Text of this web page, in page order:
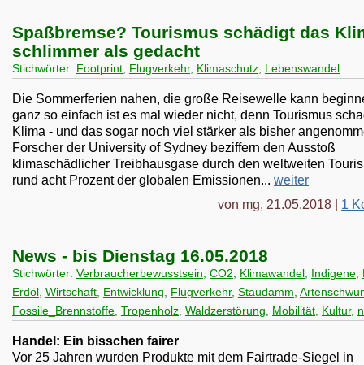
Spaßbremse? Tourismus schädigt das
schlimmer als gedacht
Stichwörter: Footprint, Flugverkehr, Klimaschutz, Lebenswandel
Die Sommerferien nahen, die große Reisewelle kann
ganz so einfach ist es mal wieder nicht, denn Tourismus
Klima - und das sogar noch viel stärker als bisher
Forscher der University of Sydney beziffern den Ausstoß
klimaschädlicher Treibhausgase durch den weltweiten
rund acht Prozent der globalen Emissionen... weiter
von mg, 21.05.2018 | 1
News - bis Dienstag 16.05.2018
Stichwörter: Verbraucherbewusstsein CO2 Klimawandel Indigene
Erdöl
Wirtschaft Entwicklung Flugverkehr, Staudamm
Fossile_Brennstoffe Tropenholz Waldzerstörung Mobilität Kultur,
Handel: Ein bisschen fairer
Vor 25 Jahren wurden Produkte mit dem Fairtrade-Siegel in